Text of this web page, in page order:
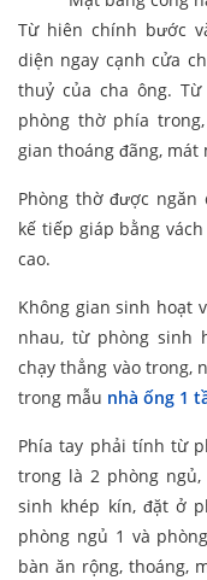
Từ hiên chính bước
diện ngay cạnh cửa
thuỷ của cha ông.
phòng thờ phía
gian thoáng đãng, mát
Phòng thờ được
kế tiếp giáp bằng
cao.
Không gian sinh hoạt
nhau, từ phòng sinh
chạy thẳng vào trong,
trong mẫu nhà ống 1
Phía tay phải tính từ
trong là 2 phòng
sinh khép kín, đặt ở
phòng ngủ 1 và
bàn ăn rộng, thoáng,